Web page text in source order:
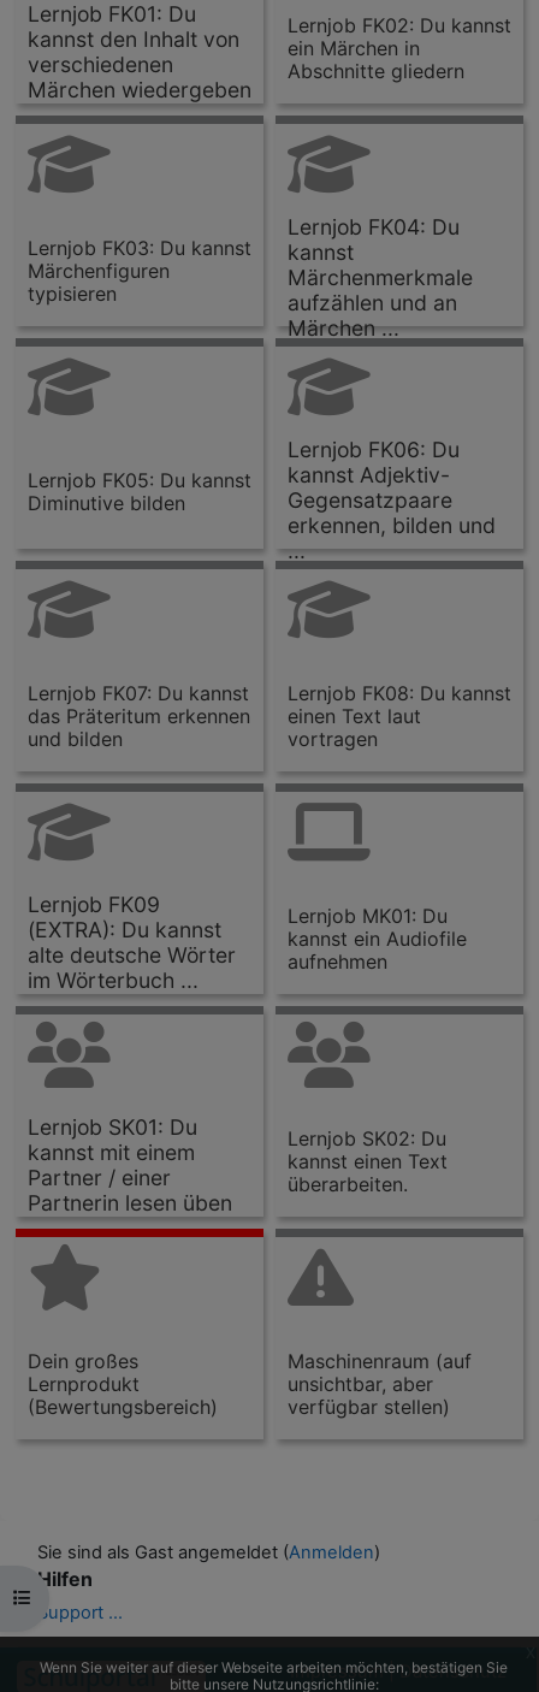
Wenn Sie weiter auf dieser Webseite arbeiten möchten, bestätigen Sie
bitte unsere Nutzungsrichtlinie:
Kursindex öffnen
Lernjob FK01: Du
kannst den Inhalt von
verschiedenen
Märchen wiedergeben
Lernjob FK02: Du kannst
ein Märchen in
Abschnitte gliedern
Lernjob FK03: Du kannst
Märchenfiguren
typisieren
Lernjob FK04: Du
kannst
Märchenmerkmale
aufzählen und an
Märchen ...
Lernjob FK05: Du kannst
Diminutive bilden
Lernjob FK06: Du
kannst Adjektiv-
Gegensatzpaare
erkennen, bilden und
...
Lernjob FK07: Du kannst
das Präteritum erkennen
und bilden
Lernjob FK08: Du kannst
einen Text laut
vortragen
Lernjob FK09
(EXTRA): Du kannst
alte deutsche Wörter
im Wörterbuch ...
Lernjob MK01: Du
kannst ein Audiofile
aufnehmen
Lernjob SK01: Du
kannst mit einem
Partner / einer
Partnerin lesen üben
Lernjob SK02: Du
kannst einen Text
überarbeiten.
Dein großes
Lernprodukt
(Bewertungsbereich)
Maschinenraum (auf
unsichtbar, aber
verfügbar stellen)
Sie sind als Gast angemeldet (Anmelden)
Hilfen
Support ...
Impressum|Datenschutz